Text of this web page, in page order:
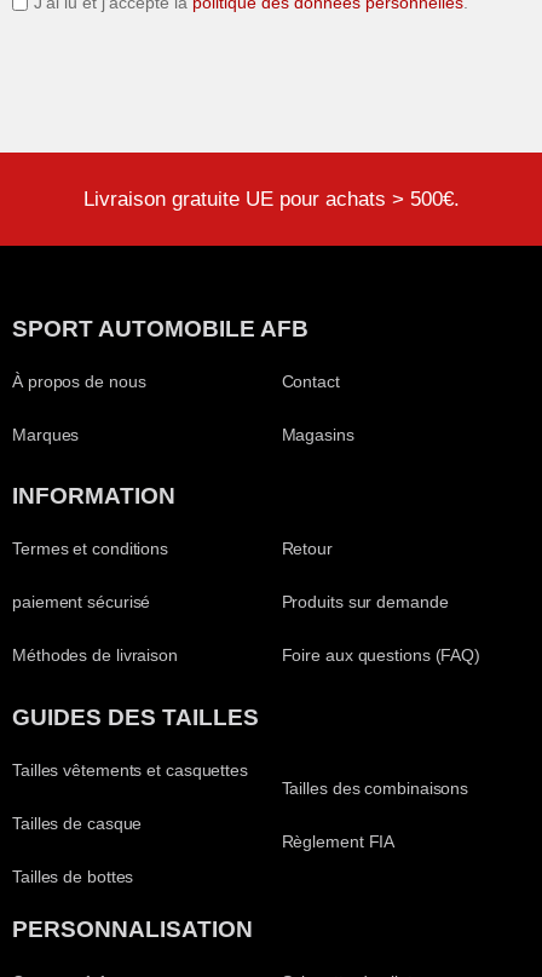
Livraison gratuite UE pour achats > 500€.
SPORT AUTOMOBILE AFB
À propos de nous
Marques
Contact
Magasins
INFORMATION
Termes et conditions
paiement sécurisé
Méthodes de livraison
Retour
Produits sur demande
Foire aux questions (FAQ)
GUIDES DES TAILLES
Tailles vêtements et casquettes
Tailles de casque
Tailles de bottes
Tailles des combinaisons
Règlement FIA
PERSONNALISATION